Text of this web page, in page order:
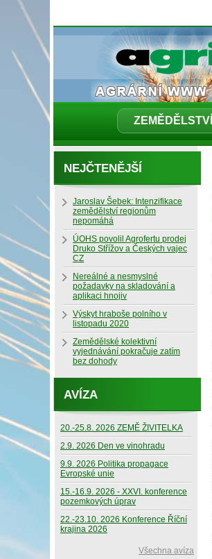
ZEMĚDĚLSTVÍ
NEJČTENĚJŠÍ
Jaroslav Šebek: Intenzifikace
zemědělství regionům
nepomáhá
ÚOHS povolil Agrofertu prodej
Druko Střížov a Českých vajec
CZ
Nereálné a nesmyslné
požadavky na skladování a
aplikaci hnojiv
Výskyt hraboše polního v
listopadu 2020
Zemědělské kolektivní
vyjednávání pokračuje zatím
bez dohody
AVÍZA
20.-25.8. 2026 ZEMĚ ŽIVITELKA
2.9. 2026 Den ve vinohradu
9.9. 2026 Politika propagace
Evropské unie
15.-16.9. 2026 - XXVI. konference
pozemkových úprav
22.-23.10. 2026 Konference Říční
krajina 2026
Všechna avíza